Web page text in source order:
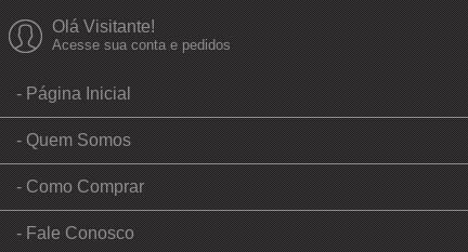
Olá Visitante!
Acesse sua conta e pedidos
Página Inicial
Quem Somos
Como Comprar
Fale Conosco